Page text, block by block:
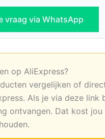
vraag via WhatsApp
op AliExpress?
vergelijken of
Als je via deze link
ontvangen. Dat kost